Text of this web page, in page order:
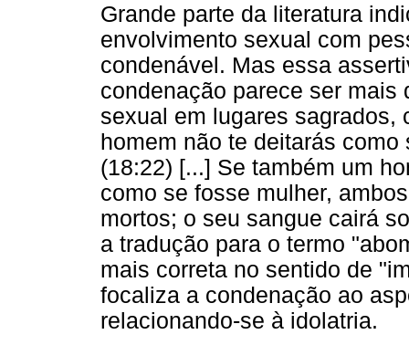
Grande parte da literatura
envolvimento sexual com
condenável. Mas essa
condenação parece ser mais
sexual em lugares sagrados,
homem não te deitarás
(18:22) [...] Se também um
como se fosse mulher,
mortos; o seu sangue cairá
a tradução para o termo
mais correta no sentido de
focaliza a condenação ao
relacionando-se à idolatria.